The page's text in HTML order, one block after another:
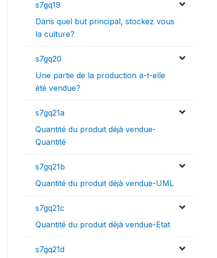
s7gq19
Dans quel but principal, stockez vous
la culture?
s7gq20
Une partie de la production a-t-elle
été vendue?
s7gq21a
Quantité du produit déjà vendue-
Quantité
s7gq21b
Quantité du produit déjà vendue-UML
s7gq21c
Quantité du produit déjà vendue-Etat
s7gq21d